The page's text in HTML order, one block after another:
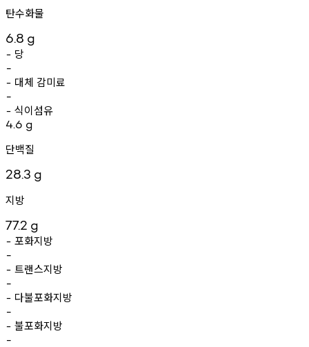
탄수화물
6.8 g
- 당
-
- 대체 감미료
-
- 식이섬유
4.6 g
단백질
28.3 g
지방
77.2 g
- 포화지방
-
- 트랜스지방
-
- 다불포화지방
-
- 불포화지방
-